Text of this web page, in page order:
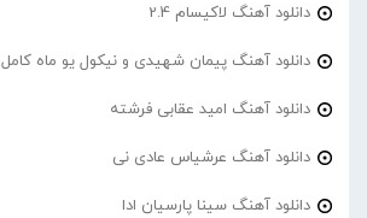
دانلود آهنگ لاکیسام 2.4
دانلود آهنگ پیمان شهیدی و نیکول یو ماه کامل
دانلود آهنگ امید عقابی فرشته
دانلود آهنگ عرشیاس عادی نی
دانلود آهنگ سینا پارسیان ادا